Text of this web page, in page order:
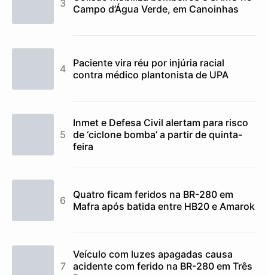
Campo d’Água Verde, em Canoinhas
Paciente vira réu por injúria racial
contra médico plantonista de UPA
Inmet e Defesa Civil alertam para risco
de ‘ciclone bomba’ a partir de quinta-
feira
Quatro ficam feridos na BR-280 em
Mafra após batida entre HB20 e Amarok
Veículo com luzes apagadas causa
acidente com ferido na BR-280 em Três